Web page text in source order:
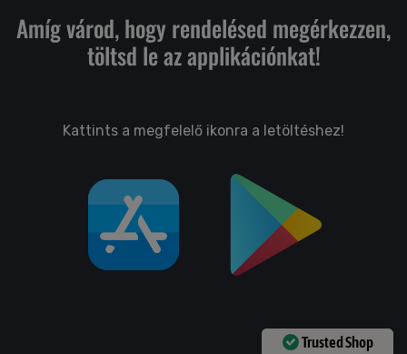
Amíg várod, hogy rendelésed megérkezzen,
töltsd le az applikációnkat!
Kattints a megfelelő ikonra a letöltéshez!
Trusted Shop